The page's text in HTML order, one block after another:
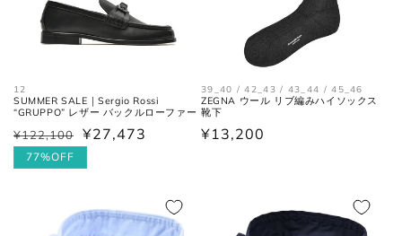
12
SUMMER SALE｜Sergio Rossi
“GRUPPO” レザー バックルローファー
通
常
¥122,100
セ
ー
¥27,473
77%OFF
39_40 / 42_43 / 43_44 / 45_46
ZEGNA ウール リブ編みハイソックス
靴下
通
¥13,200
(ワタリ
方向へ下がった位置の端と端を結
んだ長さ。
ネクタイ
全長 大剣と小剣の先端を結んだ長さ。